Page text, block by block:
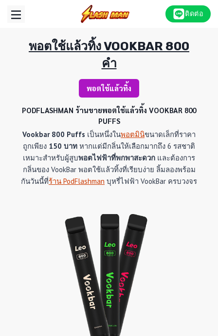
ติดต่อ
พอตใช้แล้วทิ้ง VOOKBAR 800
คำ
พอตใช้แล้วทิ้ง
PODFLASHMAN ร้านขายพอตใช้แล้วทิ้ง VOOKBAR 800
PUFFS
Vookbar 800 Puffs เป็นหนึ่งในพอตมินิขนาดเล็กที่ราคา
ถูกเพียง 150 บาท หากแต่มีกลิ่นให้เลือกมากถึง 6 รสชาติ
เหมาะสำหรับผู้สูบพอตไฟฟ้าที่พกพาสะดวก และต้องการ
กลิ่นของ VookBar พอตใช้แล้วทิ้งที่เรียบง่าย ลิ้มลองพร้อม
กันวันนี้ที่ร้าน PodFlashman บุหรี่ไฟฟ้า VookBar ครบวงจร